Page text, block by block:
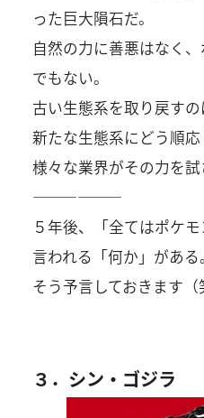
った巨大隕石だ。
自然の力に善悪はなく
でもない。
古い生態系を取り戻すの
新たな生態系にどう順応
様々な業界がその力を試
——————
５年後、「全てはポケ
言われる「何か」がある。
そう予言しておきます（
３．シン・ゴジラ